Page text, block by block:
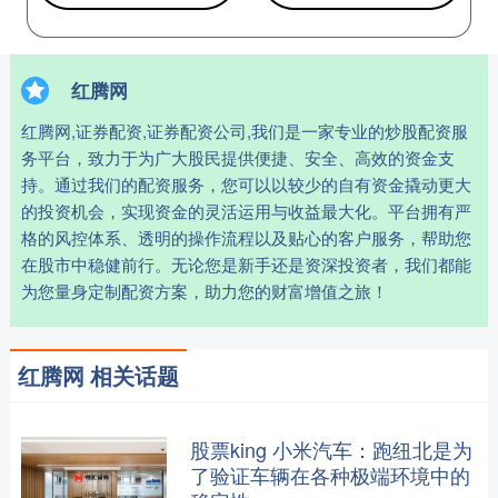
红腾网
红腾网,证券配资,证券配资公司,我们是一家专业的炒股配资服
务平台，致力于为广大股民提供便捷、安全、高效的资金支
持。通过我们的配资服务，您可以以较少的自有资金撬动更大
的投资机会，实现资金的灵活运用与收益最大化。平台拥有严
格的风控体系、透明的操作流程以及贴心的客户服务，帮助您
在股市中稳健前行。无论您是新手还是资深投资者，我们都能
为您量身定制配资方案，助力您的财富增值之旅！
红腾网 相关话题
股票king 小米汽车：跑纽北是为
了验证车辆在各种极端环境中的